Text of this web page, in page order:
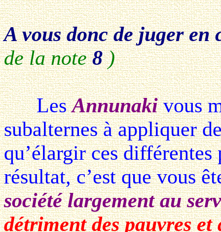
A vous donc de juger en
de la note8)
LesAnnunakivous
subalternes à appliquer
qu’élargir ces
résultat, c’est que vous
société largement au
détriment des pauvres et